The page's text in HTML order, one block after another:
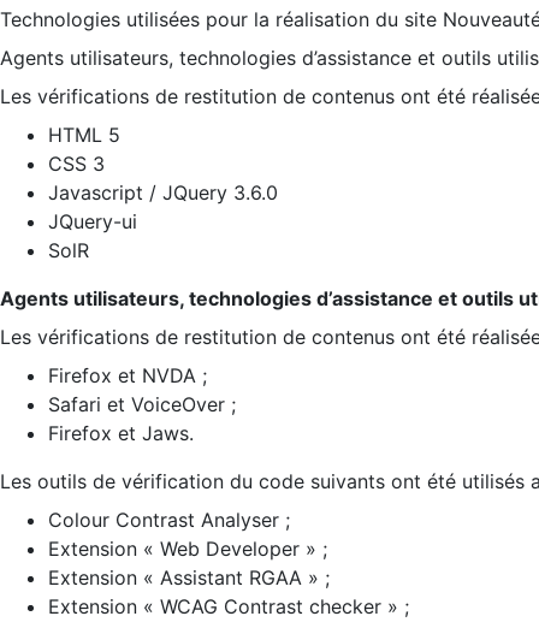
Technologies utilisées pour la réalisation du site
Agents utilisateurs, technologies d’assistance et outils
Les vérifications de restitution de contenus ont été
HTML 5
CSS 3
Javascript / JQuery 3.6.0
JQuery-ui
SolR
Agents utilisateurs, technologies d’assistance et outils
Les vérifications de restitution de contenus ont été
Firefox et NVDA ;
Safari et VoiceOver ;
Firefox et Jaws.
Les outils de vérification du code suivants ont été utilisés
Colour Contrast Analyser ;
Extension « Web Developer » ;
Extension « Assistant RGAA » ;
Extension « WCAG Contrast checker » ;